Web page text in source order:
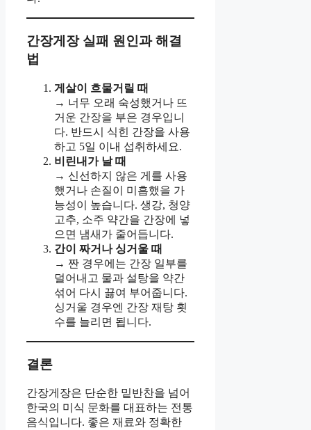
간장게장 실패 원인과 해결
법
게살이 흐물거릴 때
→ 너무 오래 숙성했거나 뜨
거운 간장을 부은 경우입니
다. 반드시 식힌 간장을 사용
하고 5일 이내 섭취하세요.
비린내가 날 때
→ 신선하지 않은 게를 사용
했거나 손질이 미흡했을 가
능성이 높습니다. 생강, 청양
고추, 소주 약간을 간장에 넣
으면 냄새가 줄어듭니다.
간이 짜거나 싱거울 때
→ 짠 경우에는 간장 일부를
덜어내고 물과 설탕을 약간
섞어 다시 끓여 부어줍니다.
싱거울 경우엔 간장 재탕 횟
수를 늘리면 됩니다.
결론
간장게장은 단순한 밑반찬을 넘어
한국의 미식 문화를 대표하는 전통
음식입니다. 좋은 재료와 정확한